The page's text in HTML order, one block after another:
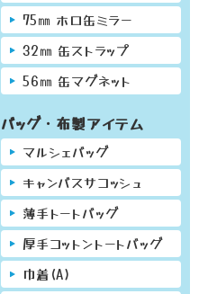
75㎜ ホロ缶ミラー
32㎜ 缶ストラップ
56㎜ 缶マグネット
バッグ・布製アイテム
マルシェバッグ
キャンバスサコッシュ
薄手トートバッグ
厚手コットントートバッグ
巾着(A)